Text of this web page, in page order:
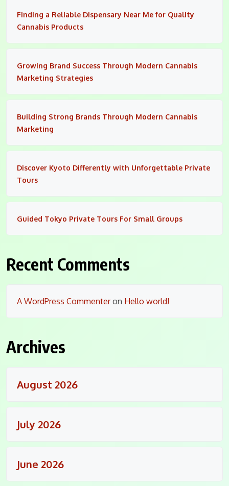
Finding a Reliable Dispensary Near Me for Quality
Cannabis Products
Growing Brand Success Through Modern Cannabis
Marketing Strategies
Building Strong Brands Through Modern Cannabis
Marketing
Discover Kyoto Differently with Unforgettable Private
Tours
Guided Tokyo Private Tours For Small Groups
Recent Comments
A WordPress Commenteron Hello world!
Archives
August 2026
July 2026
June 2026